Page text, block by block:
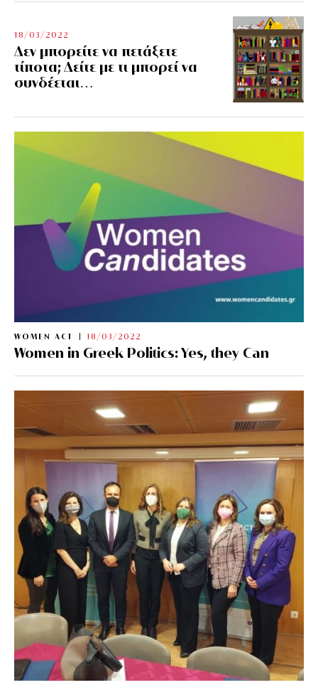
18/03/2022
Δεν μπορείτε να πετάξετε
τίποτα; Δείτε με τι μπορεί να
συνδέεται…
WOMEN ACT 18/03/2022
Women in Greek Politics: Yes, they Can